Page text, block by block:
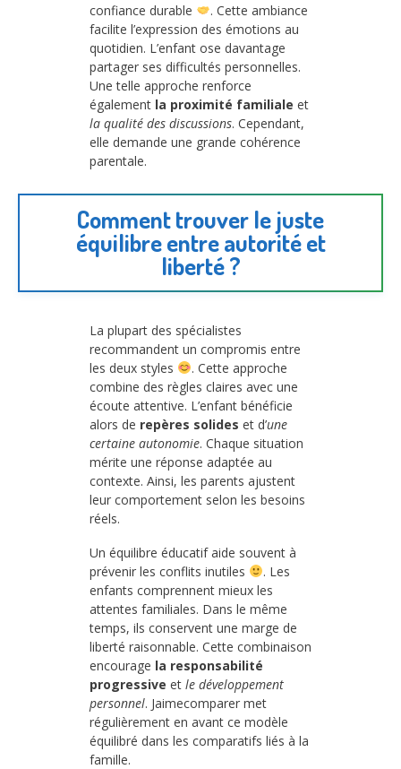
confiance durable
. Cette ambiance
facilite l’expression des émotions au
quotidien. L’enfant ose davantage
partager ses difficultés personnelles.
Une telle approche renforce
également la proximité familiale et
la qualité des discussions. Cependant,
elle demande une grande cohérence
parentale.
Comment trouver le juste
équilibre entre autorité et
liberté ?
La plupart des spécialistes
recommandent un compromis entre
les deux styles
. Cette approche
combine des règles claires avec une
écoute attentive. L’enfant bénéficie
alors de repères solides et d’une
certaine autonomie. Chaque situation
mérite une réponse adaptée au
contexte. Ainsi, les parents ajustent
leur comportement selon les besoins
réels.
Un équilibre éducatif aide souvent à
prévenir les conflits inutiles
. Les
enfants comprennent mieux les
attentes familiales. Dans le même
temps, ils conservent une marge de
liberté raisonnable. Cette combinaison
encourage la responsabilité
progressive et le développement
personnel. Jaimecomparer met
régulièrement en avant ce modèle
équilibré dans les comparatifs liés à la
famille.